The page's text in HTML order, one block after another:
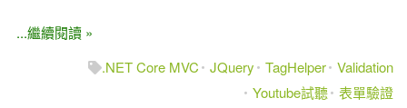
...繼續閱讀 »
.NET Core MVC
JQuery TagHelper Validation
Youtube試聽 表單驗證